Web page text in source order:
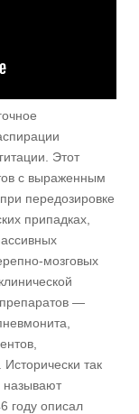
Этот
с выраженным
передозировке
припадках,
мозговых
препаратов —
так
называют
году описал